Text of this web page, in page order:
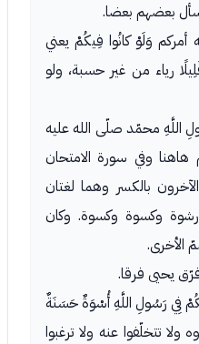
بعضهم بعضا.
أمركم وَلَوْ كانُوا فِيكُمْ يعني
رياء من غير حسبة، ولو
اللَّهِ محمّد صلّى الله عليه
وفي سورة الامتحان
بالكسر وهما لغتان
وكسوة وكسوة. وكان
الأخرى.
يحيى فرقا.
فِي رَسُولِ اللَّهِ أُسْوَةٌ حَسَنَةٌ
تتخلّفوا عنه ولا ترغبوا